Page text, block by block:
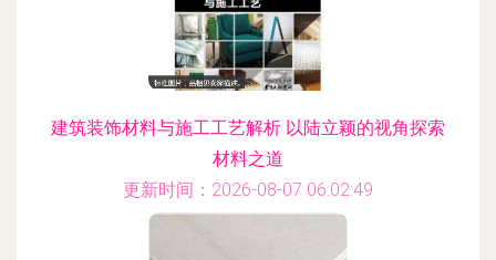
建筑装饰材料与施工工艺解析 以陆立颖的视角探索
材料之道
更新时间：2026-08-07 06:02:49